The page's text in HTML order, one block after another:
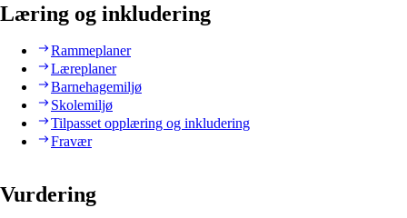
Læring og inkludering
Rammeplaner
Læreplaner
Barnehagemiljø
Skolemiljø
Tilpasset opplæring og inkludering
Fravær
Vurdering